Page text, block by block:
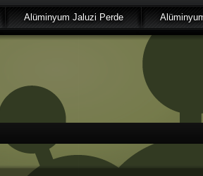
Alüminyum Jaluzi Perde